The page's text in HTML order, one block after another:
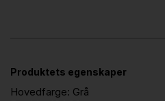
Produktets egenskaper
Hovedfarge: Grå